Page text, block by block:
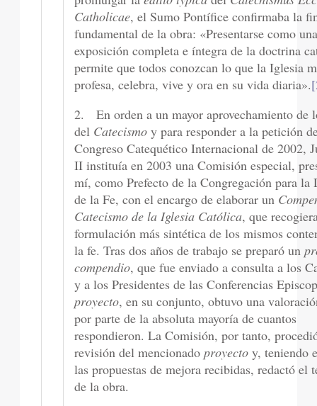
Catholicae, el Sumo Pontífice confirmaba la
fundamental de la obra: «Presentarse como
exposición completa e íntegra de la doctrina
permite que todos conozcan lo que la Iglesia
profesa, celebra, vive y ora en su vida diaria».
2. En orden a un mayor aprovechamiento de
del Catecismo y para responder a la petición
Congreso Catequético Internacional de 2002,
II instituía en 2003 una Comisión especial,
mí, como Prefecto de la Congregación para la
de la Fe, con el encargo de elaborar un
Catecismo de la Iglesia Católica, que
formulación más sintética de los mismos
la fe. Tras dos años de trabajo se preparó un
compendio, que fue enviado a consulta a los
y a los Presidentes de las Conferencias
proyecto, en su conjunto, obtuvo una
por parte de la absoluta mayoría de cuantos
respondieron. La Comisión, por tanto,
revisión del mencionadoproyecto y, teniendo
las propuestas de mejora recibidas, redactó el
de la obra.